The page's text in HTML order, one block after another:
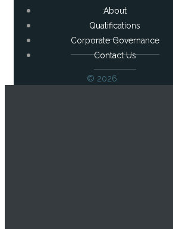
About
Qualifications
Corporate Governance
Contact Us
© 2026.